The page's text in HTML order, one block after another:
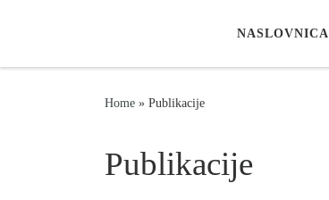
NASLOVNICA
Home » Publikacije
Publikacije